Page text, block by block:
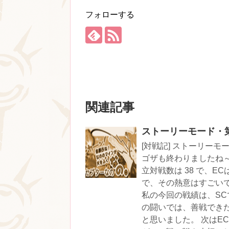
フォローする
関連記事
ストーリーモード
[対戦記] ストーリーモード・第四節 ゴザ売りの少女・ゴザを買ってください ゴザも終わりましたね～！^^ これで前半戦終了という感じがします。 SCの成立対戦数は 38 で、ECは 52。ECは一人で13戦、14戦もされた方もいるそうで、その熱意はすごいです。 ECには人を燃えさせる何かがあるのでしょう。 私の今回の戦績は、SCで 4-2-2-1-2-4 と、最初と最後は失敗しましたが、途中の闘いでは、善戦できたものもあり、次につないでいける闘いができたのではと思いました。 次はECに復活です。ケルダーは熾烈な戦いが予想されますが、一戦一戦を大切にしてがんばります！^^ ---------------------------------------- <H4>ストーリーモード 第四節 ゴザ 第一戦 ４位</H4> <TABLE><TR><TD>waka</TD><TD>ナユタ</TD><TD>こっきゅん</TD><TD>紺碧のフィラ</TD></TR> <TR><TD>Cept部id:<A HREF="http://culdcept-ds.g.hatena.ne.jp/cepter-waka/" TARGET="_BLANK">cepter-waka</A></TD><TD>Cept部id:<A HREF="http://culdcept-ds.g.hatena.ne.jp/chintu/" TARGET="_BLANK">chintu</A></TD><TD>Cept部id:<A HREF="http://culdcept-ds.g.hatena.ne.jp/Yuki-a-MAS/" TARGET="_BLANK">Yuki-a-MAS</A></TD><TD>Cept部id:<A HREF="http://culdcept-ds.g.hatena.ne.jp/Fira_ds/" TARGET="_BLANK">Fira_ds</A></TD></TR> <TR><TD>6994</TD><TD>5216</TD><TD>4968</TD><TD>1285</TD></TR> </TABLE> 29R ゴザのレギュレーション低いな！おかげで試合が短く。。。なったかな？^^; 一時間くらいで終わりました。スネフは長かったから 調整の結果 まあいい感じになったということだろう。 ゴザ用風ブック「沙漠の王女」で参戦。 <A TARGET="_BLANK" HREF="http://aa1.versus.jp/bookdb/bookdb.cgi?q=VVAY">http://aa1.versus.jp/bookdb/bookdb.cgi?q=VVAY</A> <table border="0" cellpadding="2" cellspacing="1" bgcolor="#aaaaaa" class="bookdb"> <tr><td colspan="6" bgcolor="#e0ecf8">「<A TARGET="_BLANK" HREF="http://aa1.versus.jp/bookdb/bookdb.cgi?q=VVAY">沙漠の王女</a>」 written by 紺碧のフィラ</td></tr> <tr bgcolor="#dddddd"><td width="120">Creature</td><td width="20">18</td><td width="120">Item</td><td width="20">10</td><td width="120">Spell</td><td width="20">22</td></tr> <tr bgcolor="#ffffff"><td bgcolor="#ffcccc">パイロマンサー</td><td>1</td><td bgcolor="#ffffcc">ウィンドシールド</td><td>1</td><td bgcolor="#ffffcc">ウェザリング</td><td>2</td></tr> <tr bgcolor="#ffffff"><td bgcolor="#ffffcc">Ｇ・イール</td><td>1</td><td>エルブンクローク</td><td>1</td><td>スクイーズ</td><td>1</td></tr> <tr bgcolor="#ffffff"><td bgcolor="#ffffcc">ウィルス</td><td>1</td><td>エンジェルケープ</td><td>1</td><td>スワップスペル</td><td>1</td></tr> <tr bgcolor="#ffffff"><td bgcolor="#ffffcc">ギルドラプター</td><td>1</td><td>オーディンランス</td><td>1</td><td>チャリティ</td><td>1</td></tr> <tr bgcolor="#ffffff"><td bgcolor="#ffffcc">グレムリン</td><td>1</td><td>カウンターアムル</td><td>1</td><td>テレキネシス</td><td>1</td></tr> <tr bgcolor="#ffffff"><td bgcolor="#ffffcc">サーベルクロー</td><td>1</td><td>カタパルト</td><td>1</td><td>バランス</td><td>1</td></tr> <tr bgcolor="#ffffff"><td bgcolor="#ffffcc">シムルグ</td><td>1</td><td>ガセアスフォーム</td><td>1</td><td>パーミッション</td><td>1</td></tr> <tr bgcolor="#ffffff"><td bgcolor="#ffffcc">ジーニー</td><td>1</td><td>グレムリンアムル</td><td>1</td><td>プレーンリープ</td><td>2</td></tr> <tr bgcolor="#ffffff"><td bgcolor="#ffffcc">スペクター</td><td>3</td><td>ハンドカフス</td><td>1</td><td>ヘイスト</td><td>1</td></tr> <tr bgcolor="#ffffff"><td bgcolor="#ffffcc">セイレーン</td><td>1</td><td>ヘルブレイズ</td><td>1</td><td>ホープ</td><td>1</td></tr> <tr bgcolor="#ffffff"><td bgcolor="#ffffcc">ナイト</td><td>1</td><td></td><td></td><td>ホーリーワード６</td><td>1</td></tr> <tr bgcolor="#ffffff"><td bgcolor="#ffffcc">ナイトメア</td><td>1</td><td></td><td></td><td>ホーリーワードＸ</td><td>2</td></tr> <tr bgcolor="#ffffff"><td bgcolor="#ffffcc">ハーピー</td><td>1</td><td></td><td></td><td>ランドトランス</td><td>1</td></tr> <tr bgcolor="#ffffff"><td bgcolor="#ffffcc">ハリケーン</td><td>2</td><td></td><td></td><td>リコール</td><td>3</td></tr> <tr bgcolor="#ffffff"><td bgcolor="#ffffcc">モスマン</td><td>1</td><td></td><td></td><td>リバイバル</td><td>1</td></tr> <tr bgcolor="#ffffff"><td></td><td></td><td></td><td></td><td>リンカネーション</td><td>2</td></tr> </table> 早くから置き負けで涙目。 wakaさんがどんどんのばすのをナユタさんが追う。途中からこっきゅん